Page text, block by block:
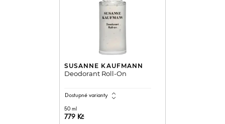
SUSANNE KAUFMANN
Deodorant Roll-On
Dostupné varianty expand_all
50 ml
779 Kč